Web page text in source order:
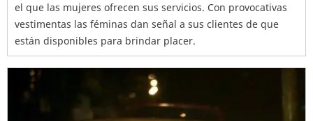
el que las mujeres ofrecen sus servicios. Con provocativas
vestimentas las féminas dan señal a sus clientes de que
están disponibles para brindar placer.